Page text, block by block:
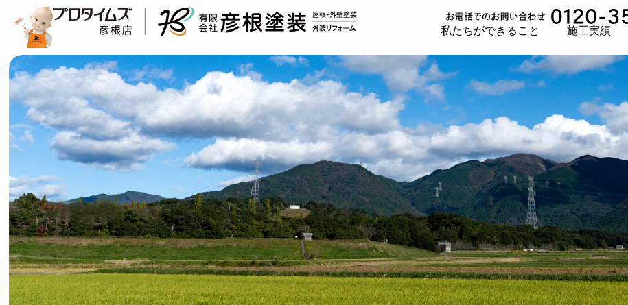
私たちができること 施工実績